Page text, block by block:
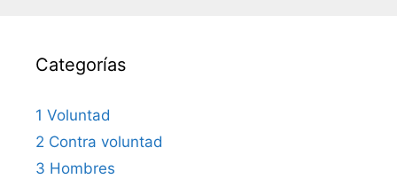
Categorías
1 Voluntad
2 Contra voluntad
3 Hombres